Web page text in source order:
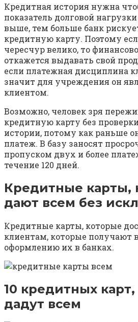
Кредитная история нужна
показатель долговой
выше, тем больше банк
кредитную карту. Поэтому
чересчур велико, то
откажется выдавать свой
если платежная дисциплина
значит для учреждения он
клиентом.
Возможно, человек зря
кредитную карту без
истории, потому как раньше
платеж. В базу заносят
пропуском двух и более
течение 120 дней.
Кредитные карты,
дают всем без
Кредитные карты, которые
клиентам, которые получают
оформлению их в банках.
10 кредитных
дадут всем